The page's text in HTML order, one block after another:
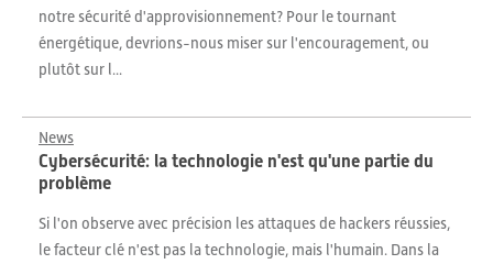
notre sécurité d'approvisionnement? Pour le tournant
énergétique, devrions-nous miser sur l'encouragement, ou
plutôt sur l...
News
Cybersécurité: la technologie n'est qu'une partie du
problème
Si l'on observe avec précision les attaques de hackers réussies,
le facteur clé n'est pas la technologie, mais l'humain. Dans la